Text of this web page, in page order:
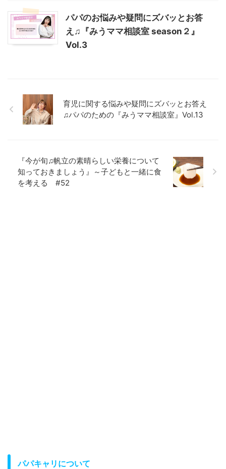
パパのお悩みや疑問にズバッとお答
え♫『みうママ相談室 season２』
Vol.3
育児に関する悩みや疑問にズバッとお答え
♫パパのための『みうママ相談室』Vol.13
『今が旬♫帆立の素晴らしい栄養について
知っておきましょう』～子どもと一緒に食
を考える #52
パパキャリについて